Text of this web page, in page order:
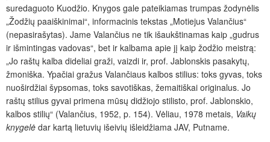
suredaguoto Kuodžio. Knygos gale pateikiamas trumpas žodynėlis
„Žodžių paaiškinimai“, informacinis tekstas „Motiejus Valančius“
(nepasirašytas). Jame Valančius ne tik išaukštinamas kaip „gudrus
ir išmintingas vadovas“, bet ir kalbama apie jį kaip žodžio meistrą:
„Jo raštų kalba dideliai graži, vaizdi ir, prof. Jablonskis pasakytų,
žmoniška. Ypačiai gražus Valančiaus kalbos stilius: toks gyvas, toks
nuoširdžiai šypsomas, toks savotiškas, žemaitiškai originalus. Jo
raštų stilius gyvai primena mūsų didžiojo stilisto, prof. Jablonskio,
kalbos stilių“ (Valančius, 1952, p. 154). Vėliau, 1978 metais, Vaikų
knygelė dar kartą lietuvių išeivių išleidžiama JAV, Putname.